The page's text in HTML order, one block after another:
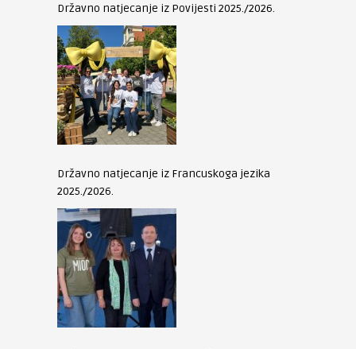
Državno natjecanje iz Povijesti 2025./2026.
Državno natjecanje iz Francuskoga jezika
2025./2026.